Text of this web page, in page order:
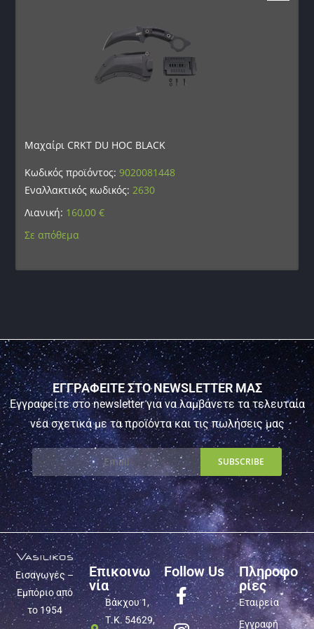
Μαχαίρι CRKT DU HOC BLACK
Κωδικός προϊόντος:9020081448
Εναλλακτικός κωδικός: 2630
Λιανική: 160,00€
Σε απόθεμα
ΕΓΓΡΑΦΕΙΤΕ ΣΤΟ NEWSLETTER ΜΑΣ
Εγγραφείτε στο newsletter για να λαμβάνετε τα τελευταία
νέα σχετικά με τα προϊόντα και τις πωλήσεις μας
Εισαγωγές –
Εμπόριο από
το 1954
Επικοινω
νία
Βάκχου 1,
Τ.Κ. 54629,
Follow Us
Πληροφο
ρίες
Εταιρεία
Εγγραφή